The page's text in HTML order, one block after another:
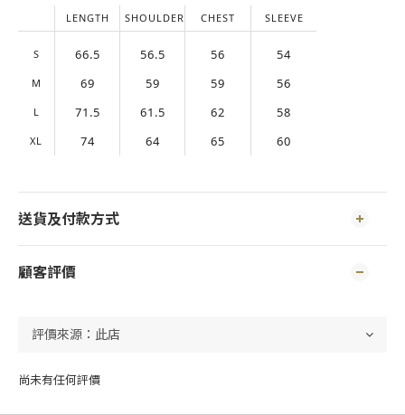
LENGTH SHOULDER CHEST SLEEVE
S 66.5 56.5 56 54
M 69 59 59 56
L 71.5 61.5 62 58
XL 74 64 65 60
送貨及付款方式
顧客評價
尚未有任何評價